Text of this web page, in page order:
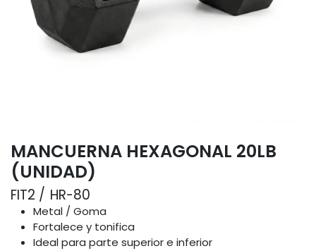
MANCUERNA HEXAGONAL 20LB
(UNIDAD)
FIT2 HR-80
Metal / Goma
Fortalece y tonifica
Ideal para parte superior e inferior